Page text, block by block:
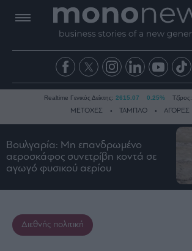
Ειδήσεις
Οικονομία
Business
Ναυτιλία
Realtime Γενικός Δείκτης: 2615.07 0.25% Τζίρος:
ΜΕΤΟΧΕΣ ΤΑΜΠΛΟ ΑΓΟΡΕΣ
Βουλγαρία: Μη επανδρωμένο
αεροσκάφος συνετρίβη κοντά σε
αγωγό φυσικού αερίου
Διεθνής πολιτική